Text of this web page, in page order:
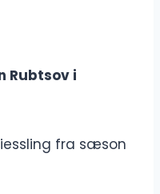
Rubtsov i
fra sæson